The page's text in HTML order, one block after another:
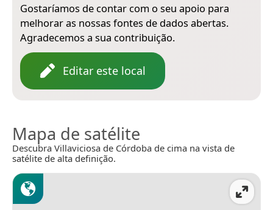
Gostaríamos de contar com o seu apoio para
melhorar as nossas fontes de dados abertas.
Agradecemos a sua contribuição.
Editar este local
Mapa de satélite
Descubra Villaviciosa de Córdoba de cima na vista de
satélite de alta definição.